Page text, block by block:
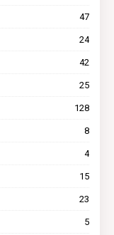
47
24
42
25
128
8
4
15
23
5